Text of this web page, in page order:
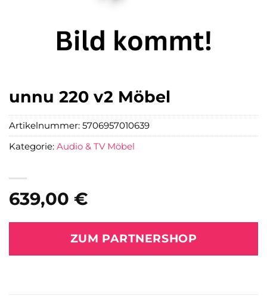
unnu 220 v2 Möbel
639,00 €
ZUM PARTNERSHOP
Artikelnummer: 5706957010639
Kategorie: Audio & TV Möbel